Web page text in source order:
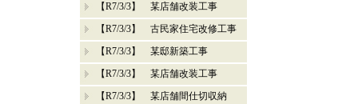
【R7/3/3】 某店舗改装工事
【R7/3/3】 古民家住宅改修工事
【R7/3/3】 某邸新築工事
【R7/3/3】 某店舗改装工事
【R7/3/3】 某店舗間仕切収納